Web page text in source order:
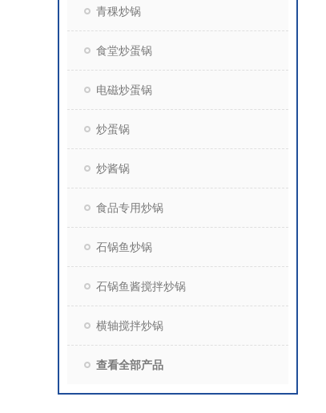
青稞炒锅
食堂炒蛋锅
电磁炒蛋锅
炒蛋锅
炒酱锅
食品专用炒锅
石锅鱼炒锅
石锅鱼酱搅拌炒锅
横轴搅拌炒锅
查看全部产品